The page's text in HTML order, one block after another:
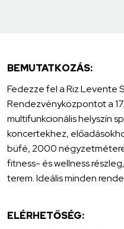
BEMUTATKOZÁS:
Fedezze fel a Riz Levente
Rendezvényközpontot a
multifunkcionális helyszín
koncertekhez,
büfé, 2000
fitness- és wellness
terem. Ideális minden
ELÉRHETŐSÉG: